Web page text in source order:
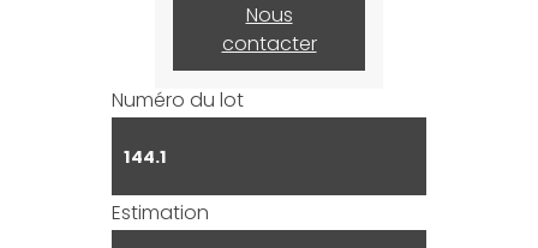
Nous
contacter
Numéro du lot
144.1
Estimation